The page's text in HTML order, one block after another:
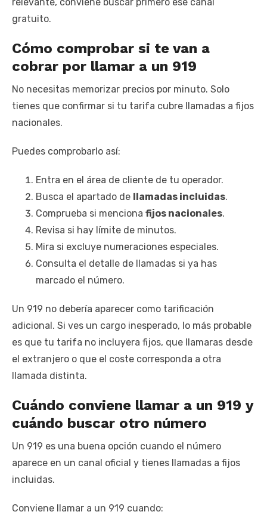
relevante, conviene buscar primero ese canal
gratuito.
Cómo comprobar si te van a
cobrar por llamar a un 919
No necesitas memorizar precios por minuto. Solo
tienes que confirmar si tu tarifa cubre llamadas a fijos
nacionales.
Puedes comprobarlo así:
Entra en el área de cliente de tu operador.
Busca el apartado de
llamadas incluidas.
Comprueba si menciona fijos nacionales.
Revisa si hay límite de minutos.
Mira si excluye numeraciones especiales.
Consulta el detalle de llamadas si ya has
marcado el número.
Un 919 no debería aparecer como tarificación
adicional. Si ves un cargo inesperado, lo más probable
es que tu tarifa no incluyera fijos, que llamaras desde
el extranjero o que el coste corresponda a otra
llamada distinta.
Cuándo conviene llamar a un 919 y
cuándo buscar otro número
Un 919 es una buena opción cuando el número
aparece en un canal oficial y tienes llamadas a fijos
incluidas.
Conviene llamar a un 919 cuando: